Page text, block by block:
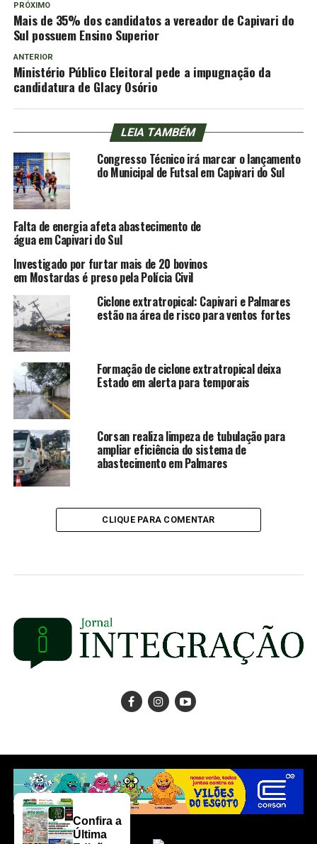
PRÓXIMO
Mais de 35% dos candidatos a vereador de Capivari do
Sul possuem Ensino Superior
ANTERIOR
Ministério Público Eleitoral pede a impugnação da
candidatura de Glacy Osório
LEIA TAMBÉM
Congresso Técnico irá marcar o lançamento
do Municipal de Futsal em Capivari do Sul
Falta de energia afeta abastecimento de
água em Capivari do Sul
Investigado por furtar mais de 20 bovinos
em Mostardas é preso pela Polícia Civil
Ciclone extratropical: Capivari e Palmares
estão na área de risco para ventos fortes
Formação de ciclone extratropical deixa
Estado em alerta para temporais
Corsan realiza limpeza de tubulação para
ampliar eficiência do sistema de
abastecimento em Palmares
CLIQUE PARA COMENTAR
Confira a
Última